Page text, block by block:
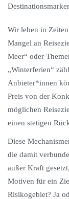
Wir leben in
Mangel an
Meer“ oder
„Winterferien“
Anbieter*innen
Preis von der
möglichen
einen stetigen
Diese
die damit
außer Kraft
Motiven für ein
Risikogebiet? Ja